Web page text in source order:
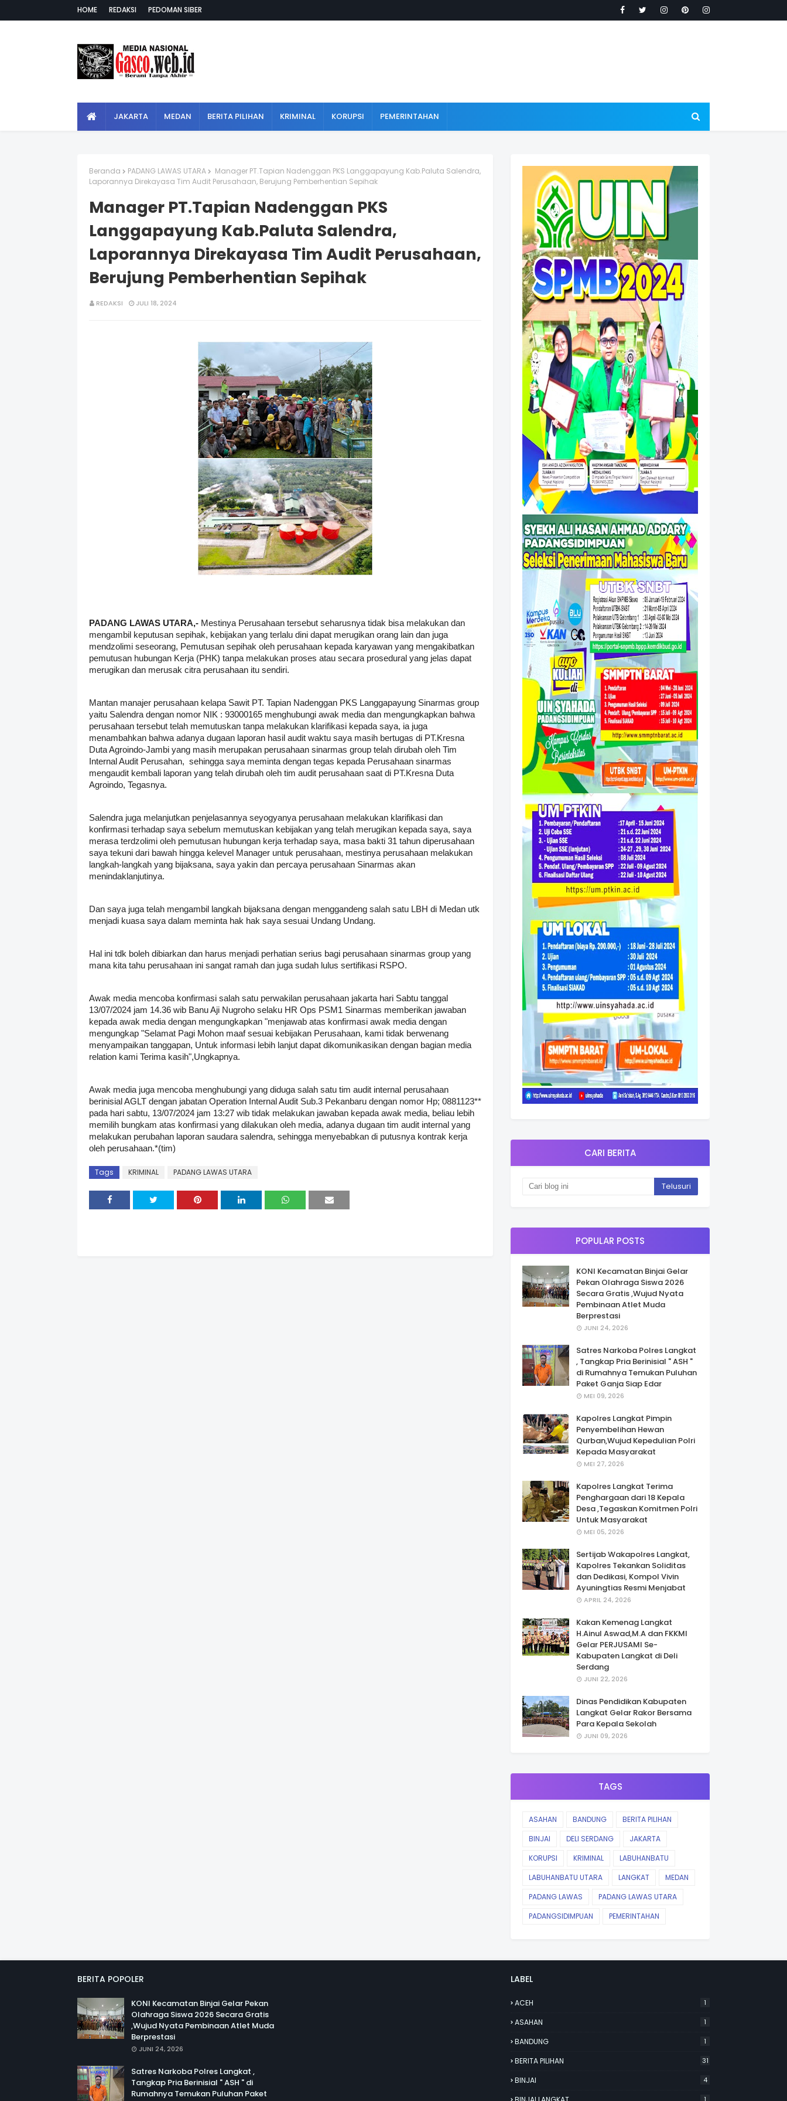
HOME REDAKSI PEDOMAN SIBER
JAKARTA MEDAN BERITA PILIHAN KRIMINAL KORUPSI PEMERINTAHAN
Beranda PADANG LAWAS UTARA
Manager PT.Tapian Nadenggan PKS Langgapayung Kab.Paluta Salendra,
Laporannya Direkayasa Tim Audit Perusahaan, Berujung Pemberhentian Sepihak
Manager PT.Tapian Nadenggan PKS
Langgapayung Kab.Paluta Salendra,
Laporannya Direkayasa Tim Audit Perusahaan,
Berujung Pemberhentian Sepihak
REDAKSI JULI 18, 2024
PADANG LAWAS UTARA,- Mestinya Perusahaan tersebut seharusnya tidak bisa melakukan dan
mengambil keputusan sepihak, kebijakan yang terlalu dini dapat merugikan orang lain dan juga
mendzolimi seseorang, Pemutusan sepihak oleh perusahaan kepada karyawan yang mengakibatkan
pemutusan hubungan Kerja (PHK) tanpa melakukan proses atau secara prosedural yang jelas dapat
merugikan dan merusak citra perusahaan itu sendiri.
Mantan manajer perusahaan kelapa Sawit PT. Tapian Nadenggan PKS Langgapayung Sinarmas group
yaitu Salendra dengan nomor NIK : 93000165 menghubungi awak media dan mengungkapkan bahwa
perusahaan tersebut telah memutuskan tanpa melakukan klarifikasi kepada saya, ia juga
menambahkan bahwa adanya dugaan laporan hasil audit waktu saya masih bertugas di PT.Kresna
Duta Agroindo-Jambi yang masih merupakan perusahaan sinarmas group telah dirubah oleh Tim
Internal Audit Perusahan, sehingga saya meminta dengan tegas kepada Perusahaan sinarmas
mengaudit kembali laporan yang telah dirubah oleh tim audit perusahaan saat di PT.Kresna Duta
Agroindo, Tegasnya.
Salendra juga melanjutkan penjelasannya seyogyanya perusahaan melakukan klarifikasi dan
konfirmasi terhadap saya sebelum memutuskan kebijakan yang telah merugikan kepada saya, saya
merasa terdzolimi oleh pemutusan hubungan kerja terhadap saya, masa bakti 31 tahun diperusahaan
saya tekuni dari bawah hingga kelevel Manager untuk perusahaan, mestinya perusahaan melakukan
langkah-langkah yang bijaksana, saya yakin dan percaya perusahaan Sinarmas akan
menindaklanjutinya.
Dan saya juga telah mengambil langkah bijaksana dengan menggandeng salah satu LBH di Medan utk
menjadi kuasa saya dalam meminta hak hak saya sesuai Undang Undang.
Hal ini tdk boleh dibiarkan dan harus menjadi perhatian serius bagi perusahaan sinarmas group yang
mana kita tahu perusahaan ini sangat ramah dan juga sudah lulus sertifikasi RSPO.
Awak media mencoba konfirmasi salah satu perwakilan perusahaan jakarta hari Sabtu tanggal
13/07/2024 jam 14.36 wib Banu Aji Nugroho selaku HR Ops PSM1 Sinarmas memberikan jawaban
kepada awak media dengan mengungkapkan "menjawab atas konfirmasi awak media dengan
mengungkap "Selamat Pagi Mohon maaf sesuai kebijakan Perusahaan, kami tidak berwenang
menyampaikan tanggapan, Untuk informasi lebih lanjut dapat dikomunikasikan dengan bagian media
relation kami Terima kasih",Ungkapnya.
Awak media juga mencoba menghubungi yang diduga salah satu tim audit internal perusahaan
berinisial AGLT dengan jabatan Operation Internal Audit Sub.3 Pekanbaru dengan nomor Hp; 0881123**
pada hari sabtu, 13/07/2024 jam 13:27 wib tidak melakukan jawaban kepada awak media, beliau lebih
memilih bungkam atas konfirmasi yang dilakukan oleh media, adanya dugaan tim audit internal yang
melakukan perubahan laporan saudara salendra, sehingga menyebabkan di putusnya kontrak kerja
oleh perusahaan.*(tim)
Tags KRIMINAL PADANG LAWAS UTARA
CARI BERITA
POPULAR POSTS
KONI Kecamatan Binjai Gelar
Pekan Olahraga Siswa 2026
Secara Gratis ,Wujud Nyata
Pembinaan Atlet Muda
Berprestasi
JUNI 24, 2026
Satres Narkoba Polres Langkat
, Tangkap Pria Berinisial " ASH "
di Rumahnya Temukan Puluhan
Paket Ganja Siap Edar
MEI 09, 2026
Kapolres Langkat Pimpin
Penyembelihan Hewan
Qurban,Wujud Kepedulian Polri
Kepada Masyarakat
MEI 27, 2026
Kapolres Langkat Terima
Penghargaan dari 18 Kepala
Desa ,Tegaskan Komitmen Polri
Untuk Masyarakat
MEI 05, 2026
Sertijab Wakapolres Langkat,
Kapolres Tekankan Soliditas
dan Dedikasi, Kompol Vivin
Ayuningtias Resmi Menjabat
APRIL 24, 2026
Kakan Kemenag Langkat
H.Ainul Aswad,M.A dan FKKMI
Gelar PERJUSAMI Se-
Kabupaten Langkat di Deli
Serdang
JUNI 22, 2026
Dinas Pendidikan Kabupaten
Langkat Gelar Rakor Bersama
Para Kepala Sekolah
JUNI 09, 2026
TAGS
ASAHAN BANDUNG
BERITA PILIHAN
BINJAI
DELI SERDANG
JAKARTA
KORUPSI
KRIMINAL
LABUHANBATU
LABUHANBATU UTARA
LANGKAT
MEDAN
PADANG LAWAS
PADANG LAWAS UTARA
PADANGSIDIMPUAN
PEMERINTAHAN
BERITA POPOLER
KONI Kecamatan Binjai Gelar Pekan
Olahraga Siswa 2026 Secara Gratis
,Wujud Nyata Pembinaan Atlet Muda
Berprestasi
JUNI 24, 2026
Satres Narkoba Polres Langkat ,
Tangkap Pria Berinisial " ASH " di
Rumahnya Temukan Puluhan Paket
LABEL
ACEH 1
ASAHAN 1
BANDUNG 1
BERITA PILIHAN 31
BINJAI 4